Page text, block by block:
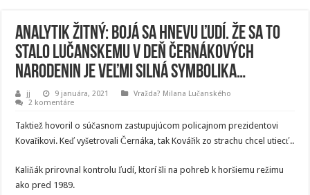
Analytik Žitný: Bojá sa hnevu ľudí. Že sa to
stalo Lučanskemu v deň Černákových
narodenin je veľmi silná symbolika…
jj 9 januára, 2021
Vražda? Milana Lučanského
2 komentáre
Taktiež hovoril o súčasnom zastupujúcom policajnom prezidentovi
Kovařikovi. Keď vyšetrovali Černáka, tak Kovářik zo strachu chcel utiecť..
Kaliňák prirovnal kontrolu ľudí, ktorí šli na pohreb k horšiemu režimu
ako pred 1989.